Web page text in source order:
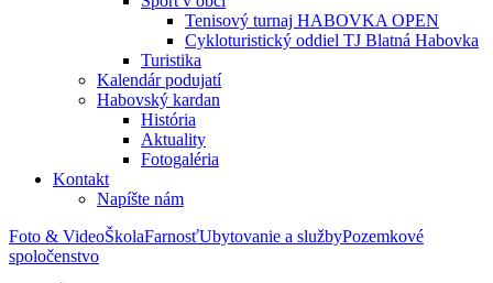
Tenisový turnaj HABOVKA OPEN
Cykloturistický oddiel TJ Blatná Habovka
Turistika
Kalendár podujatí
Habovský kardan
História
Aktuality
Fotogaléria
Kontakt
Napíšte nám
Foto & VideoŠkolaFarnosťUbytovanie a službyPozemkové
spoločenstvo